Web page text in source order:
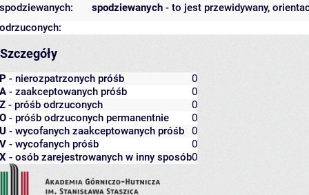
spodziewanych - to jest przewidywany,
spodziewanych:
odrzuconych:
Szczegóły
P - nierozpatrzonych próśb
0
A - zaakceptowanych próśb
0
Z - próśb odrzuconych
0
O - próśb odrzuconych permanentnie
0
U - wycofanych zaakceptowanych próśb
0
V - wycofanych próśb
0
X - osób zarejestrowanych w inny sposób0